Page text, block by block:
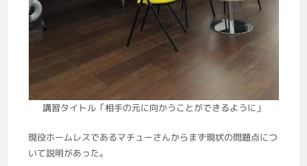
講習タイトル「相手の元に向かうことができるように」
現役ホームレスであるマチューさんからまず現状の問題点につ
いて説明があった。